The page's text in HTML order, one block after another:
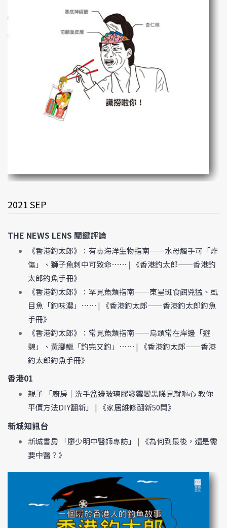
2021 SEP
THE NEWS LENS 關鍵評論
《香港釣太郎》：有毒海洋生物指南——水母觸手可「炸
傷」、獅子魚刺中可致命⋯⋯ |
《香港釣太郎——香港釣
太郎釣魚手冊》
《香港釣太郎》：罕見魚類指南——東星斑食餌兇猛、虱
目魚「釣味濃」⋯⋯ |
《香港釣太郎——香港釣太郎釣魚
手冊》
《香港釣太郎》：常見魚類指南——烏頭常在岸邊「遊
憩」、黃腳鱲「釣完又釣」⋯⋯ |
《香港釣太郎——香港
釣太郎釣魚手冊》
香港01
親子 「廚房｜洗手盆邊玻璃膠發霉變黑睇見就嘔心 教你
平價方法DIY翻新」
| 《家居維修翻新50問》
新城知訊台
新城書房 「廖少明中醫師專訪」 |
《為何到最後，還是需
要中醫？》